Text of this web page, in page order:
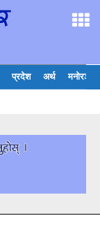
प्रदेश अर्थ मनोरञ्जन